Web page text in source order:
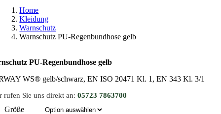
Home
Kleidung
Warnschutz
Warnschutz PU-Regenbundhose gelb
PU-Regenbundhose gelb
WS® gelb/schwarz, EN ISO 20471 Kl. 1, EN 343 Kl. 3/1
rufen Sie uns direkt an: 05723 7863700
Größe